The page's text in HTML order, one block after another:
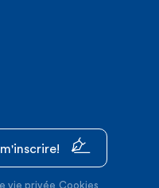
vie privée Cookies